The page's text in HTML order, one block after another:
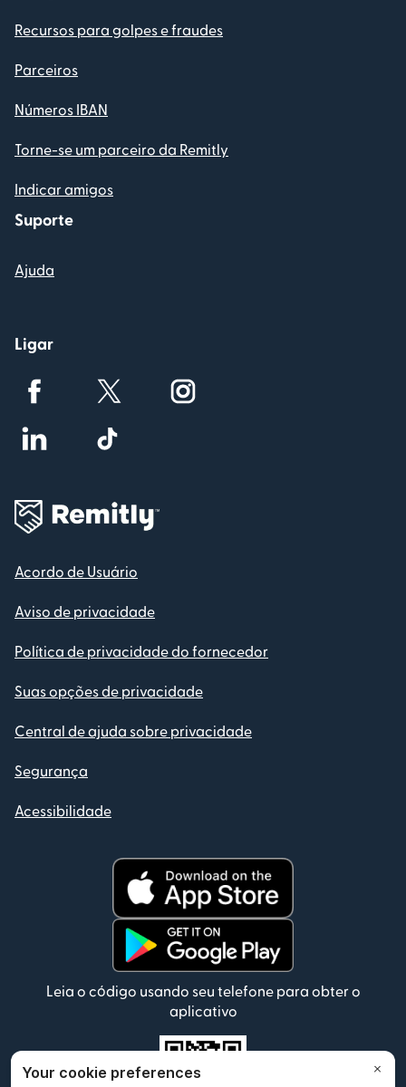
Recursos para golpes e fraudes
Parceiros
Números IBAN
Torne-se um parceiro da Remitly
Indicar amigos
Suporte
Ajuda
Ligar
Acordo de Usuário
Aviso de privacidade
Política de privacidade do fornecedor
Suas opções de privacidade
Central de ajuda sobre privacidade
Segurança
Acessibilidade
Leia o código usando seu telefone para obter o
aplicativo